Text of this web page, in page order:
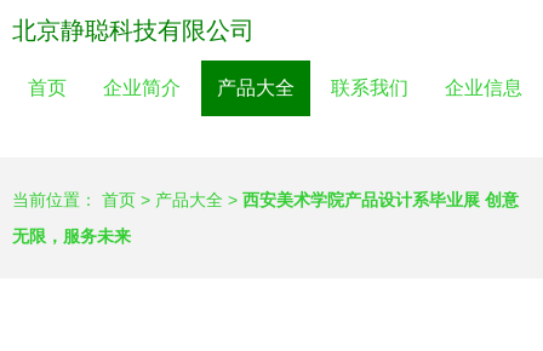
北京静聪科技有限公司
首页 企业简介 产品大全 联系我们 企业信息
当前位置： 首页 > 产品大全 > 西安美术学院产品设计系毕业展 创意
无限，服务未来